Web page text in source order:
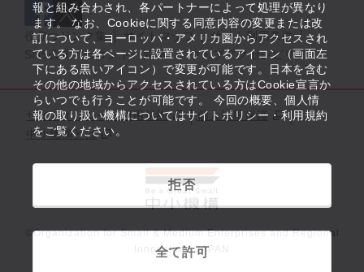
報と組み合わされ、各パートナーによって処理が異なり
ます。 なお、Cookieに関する同意内容の変更または改
訂について、ヨーロッパ・アメリカ圏からアクセスされ
ている方は各ページに設置されているアイコン（画面左
下にある黒いアイコン）で変更が可能です。日本を含む
その他の地域からアクセスされている方はCookie宣言か
らいつでも行うことが可能です。 今回の概要、個人情
報の取り扱い機構についてはサイトポリシー・利用規約
をご覧ください。
拒否
全て許可
役立つリンク集 サイトマップ
サイト利用条件
SNS公式アカウント一覧
ウェブアクセシビリティ
サイトポリシー・利用規約
個人情報保護
中小機構とは
©Organization for Small & Medium Enterprises and Regional
Innovation, JAPAN